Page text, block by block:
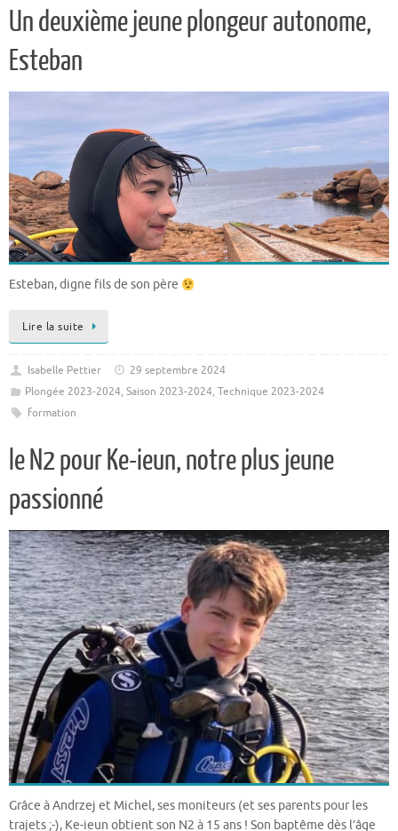
Un deuxième jeune plongeur autonome,
Esteban
Esteban, digne fils de son père
Lire la suite
Isabelle Pettier
29 septembre 2024
Plongée 2023-2024, Saison 2023-2024, Technique 2023-2024
formation
le N2 pour Ke-ieun, notre plus jeune
passionné
Grâce à Andrzej et Michel, ses moniteurs (et ses parents pour les
trajets ;-), Ke-ieun obtient son N2 à 15 ans ! Son baptême dès l’âge